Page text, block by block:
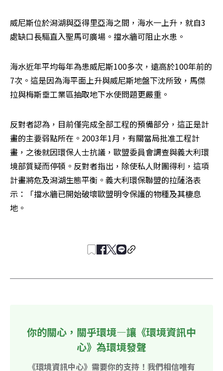
威尼斯位於潟湖與亞得里亞海之間，海水一上升，就自3
處缺口長驅直入聖馬可廣場。擋水牆可阻止水患。
海水近年平均每年為患威尼斯100多次，遠高於100年前的
7次。這是因為海平面上升與威尼斯地盤下沈所致，馬傑
拉與梅斯垂工業區抽取地下水使問題更嚴重。
反對者認為，目前僅完成全部工程的預備部分，這正是計
畫的主要弱點所在。2003年1月，有關當局批准工程計
畫，之後就因環保人士抗議，歐盟委員會調查與義大利環
境部質疑而停頓。反對者指出，除使私人財團得利，這項
計畫將危及潟湖生態平衡。義大利環保聯盟的拉薩洛表
示：「擋水牆已開始破壞歐盟明令保護的物種及其棲息
地。
你的關心，關乎環境—讓《環境資訊中
心》為環境發聲
《環境資訊中心》需要你的支持！我們相信唯有